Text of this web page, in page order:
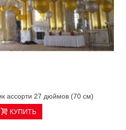
ассорти 27 дюймов (70 см)
КУПИТЬ